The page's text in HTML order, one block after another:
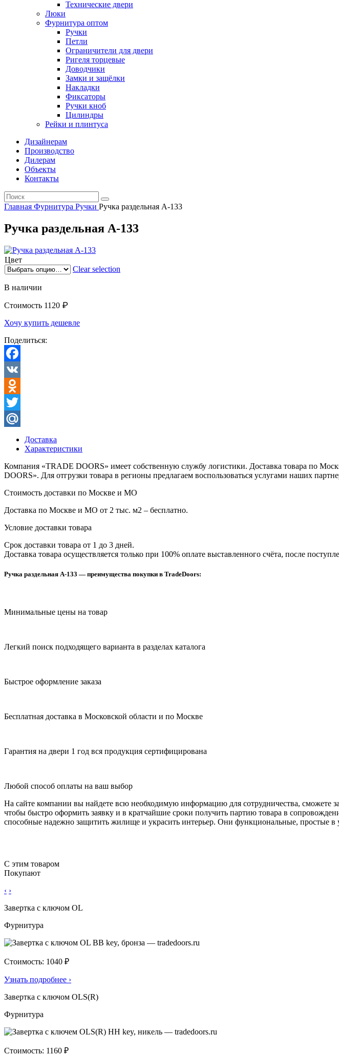
Технические двери
Люки
Фурнитура оптом
Ручки
Петли
Ограничители для двери
Ригеля торцевые
Доводчики
Замки и защёлки
Накладки
Фиксаторы
Ручки кноб
Цилиндры
Рейки и плинтуса
Дизайнерам
Производство
Дилерам
Объекты
Контакты
Главная Фурнитура Ручки Ручка раздельная А-133
Ручка раздельная А-133
Цвет
Clear selection
В наличии
Стоимость 1120 ₽
Хочу купить дешевле
Поделиться:
Facebook
VK
Odnoklassniki
Twitter
Mail.Ru
Доставка
Характеристики
Компания «TRADE DOORS» имеет собственную службу логистики. Доставка товара по
DOORS». Для отгрузки товара в регионы предлагаем воспользоваться услугами наших
Стоимость доставки по Москве и МО
Доставка по Москве и МО от 2 тыс. м2 – бесплатно.
Условие доставки товара
Срок доставки товара от 1 до 3 дней.
Доставка товара осуществляется только при 100% оплате выставленного счёта, после
Ручка раздельная А-133 — преимущества покупки в TradeDoors:
Минимальные цены на товар
Легкий поиск подходящего варианта в разделах каталога
Быстрое оформление заказа
Бесплатная доставка в Московской области и по Москве
Гарантия на двери 1 год вся продукция сертифицирована
Любой способ оплаты на ваш выбор
На сайте компании вы найдете всю необходимую информацию для сотрудничества, сможете
чтобы быстро оформить заявку и в кратчайшие сроки получить партию товара в
способные надежно защитить жилище и украсить интерьер. Они функциональные, простые в
С этим товаром
Покупают
‹ ›
Завертка с ключом OL
Фурнитура
Стоимость: 1040 ₽
Узнать подробнее ›
Завертка с ключом OLS(R)
Фурнитура
Стоимость: 1160 ₽